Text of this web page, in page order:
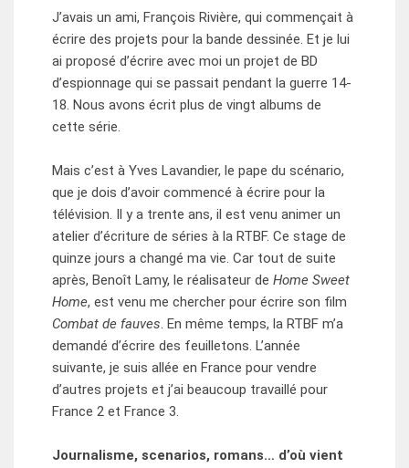
J’avais un ami, François Rivière, qui commençait à
écrire des projets pour la bande dessinée. Et je lui
ai proposé d’écrire avec moi un projet de BD
d’espionnage qui se passait pendant la guerre 14-
18. Nous avons écrit plus de vingt albums de
cette série.
Mais c’est à Yves Lavandier, le pape du scénario,
que je dois d’avoir commencé à écrire pour la
télévision. Il y a trente ans, il est venu animer un
atelier d’écriture de séries à la RTBF. Ce stage de
quinze jours a changé ma vie. Car tout de suite
après, Benoît Lamy, le réalisateur de Home Sweet
Home, est venu me chercher pour écrire son film
Combat de fauves. En même temps, la RTBF m’a
demandé d’écrire des feuilletons. L’année
suivante, je suis allée en France pour vendre
d’autres projets et j’ai beaucoup travaillé pour
France 2 et France 3.
Journalisme, scenarios, romans… d’où vient